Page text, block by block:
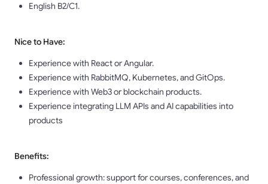
English B2/C1.
Nice to Have:
Experience with React or Angular.
Experience with RabbitMQ, Kubernetes, and GitOps.
Experience with Web3 or blockchain products.
Experience integrating LLM APIs and AI capabilities into
products
Benefits:
Professional growth: support for courses, conferences, and